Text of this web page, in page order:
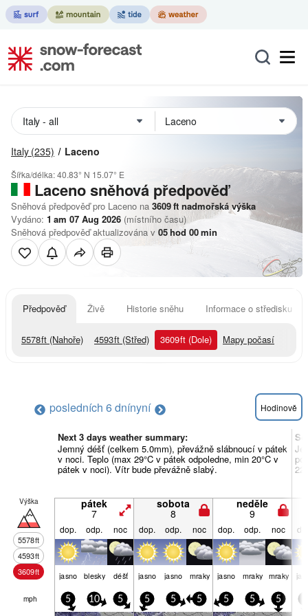
Italy (235) Laceno
Šířka/délka:40.83° N 15.07° E
Lacenosněhová předpověď
Sněhová předpověď pro Laceno na 3609ft nadmořská výška
Vydáno: 1 am 07 Aug 2026 (místního času)
Sněhová předpověď aktualizována v 05hod 00min
Předpověď Živě Historie sněhu Informace o středisku
5578ft (Nahoře) 4593ft (Střed) 3609ft (Dole) Mapy počasí
posledních 6 dnínyní Hodinově
Next 3 days weather summary:
Jemný déšť (celkem 5.0mm), převážně slábnoucí v pátek
v noci. Teplo (max 29°C v pátek odpoledne, min 20°C v
pátek v noci). Vítr bude převážně slabý.
Výška
5578ft
4593ft
3609ft
pátek
7
sobota
8
neděle
9
dop. odp. noc dop. odp. noc dop. odp. noc
jasno blesky déšť jasno jasno mraky jasno mraky mraky
mph 5 10 5 5 5 5 5 5 5